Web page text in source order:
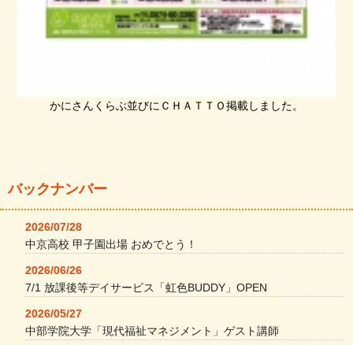
かにさんくらぶ並びにＣＨＡＴＴＯ掲載しました。
バックナンバー
2026/07/28
中京高校 甲子園出場 おめでとう！
2026/06/26
7/1 放課後等デイサービス「虹色BUDDY」OPEN
2026/05/27
中部学院大学「現代福祉マネジメント」ゲスト講師